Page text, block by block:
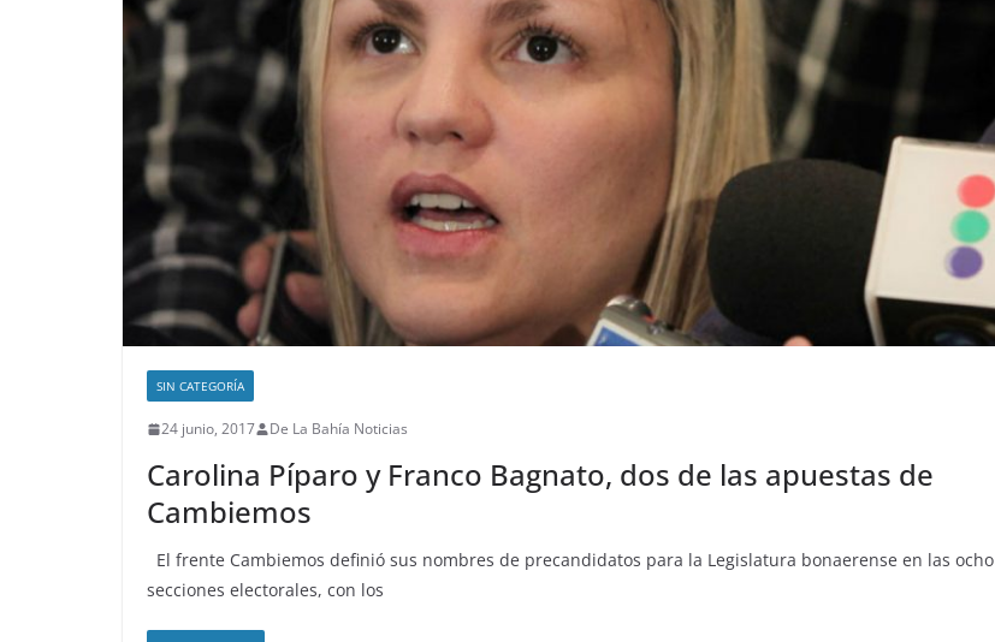
SIN CATEGORÍA
24 junio, 2017 De La Bahía Noticias
Carolina Píparo y Franco Bagnato, dos de las apuestas de
Cambiemos
El frente Cambiemos definió sus nombres de precandidatos para la Legislatura bonaerense en las ocho
secciones electorales, con los